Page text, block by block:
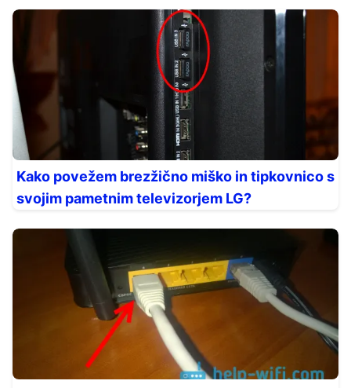
Kako povežem brezžično miško in tipkovnico s
svojim pametnim televizorjem LG?